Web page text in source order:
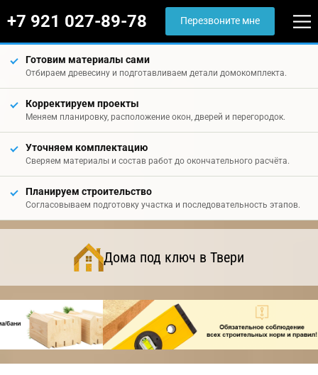
+7 921 027-89-78 Перезвоните мне
Готовим материалы сами
Отбираем древесину и подготавливаем детали домокомплекта.
Корректируем проекты
Меняем планировку, расположение окон, дверей и перегородок.
Уточняем комплектацию
Сверяем материалы и состав работ до окончательного расчёта.
Планируем строительство
Согласовываем подготовку участка и последовательность этапов.
Дома под ключ в Твери